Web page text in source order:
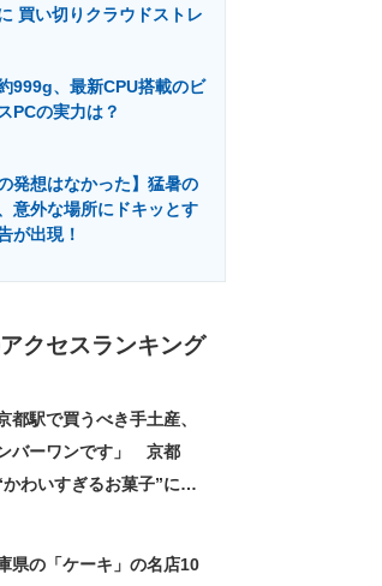
建設×テクノロジーの最前線
買い切りクラウドストレ
999g、最新CPU搭載のビ
PCの実力は？
の発想はなかった】猛暑の
意外な場所にドキッとす
が出現！
クセスランキング
京都駅で買うべき手土産、
バーワンです」 京都
かわいすぎるお菓子”に反
県の「ケーキ」の名店10